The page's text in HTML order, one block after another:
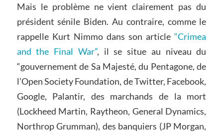
Mais le problème ne vient clairement pas du
président sénile Biden. Au contraire, comme le
rappelle Kurt Nimmo dans son article“Crimea
and the Final War”, il se situe au niveau du
“gouvernement de Sa Majesté, du Pentagone, de
l’Open Society Foundation, de Twitter, Facebook,
Google, Palantir, des marchands de la mort
(Lockheed Martin, Raytheon, General Dynamics,
Northrop Grumman), des banquiers (JP Morgan,